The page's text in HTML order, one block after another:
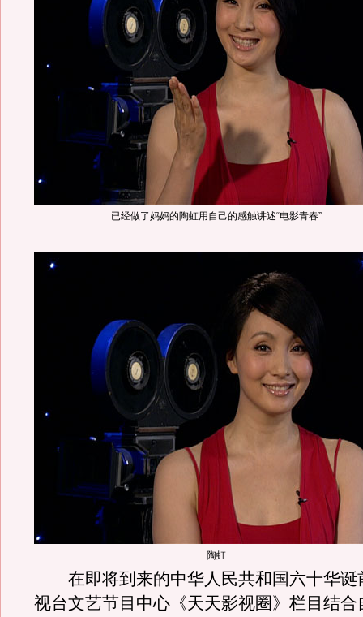
已经做了妈妈的陶虹用自己的感触讲述“电影青春”
陶虹
在即将到来的中华人民共和国六十华诞
视台文艺节目中心《天天影视圈》栏目结合